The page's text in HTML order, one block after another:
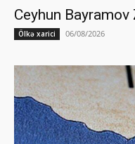
Ceyhun
Ölkə xarici 06/08/2026